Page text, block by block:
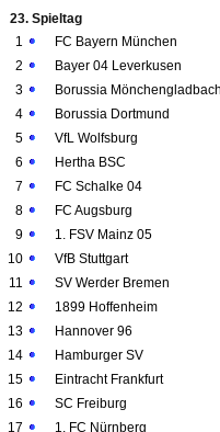
23. Spieltag
1
FC Bayern München
2
Bayer 04 Leverkusen
3
Borussia
4
Borussia Dortmund
5
VfL Wolfsburg
6
Hertha BSC
7
FC Schalke 04
8
FC Augsburg
9
1. FSV Mainz 05
10
VfB Stuttgart
11
SV Werder Bremen
12
1899 Hoffenheim
13
Hannover 96
14
Hamburger SV
15
Eintracht Frankfurt
16
SC Freiburg
17
1. FC Nürnberg